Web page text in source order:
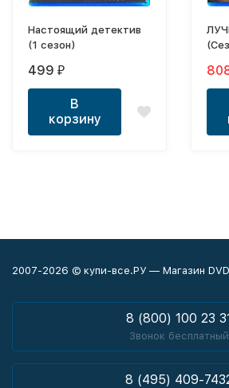
Настоящий детектив
(1 сезон)
499 ₽
В
корзину
2007-2026 © купи-все.РУ — Магазин
8 (800) 100 23
Звонок бесплатный
8 (495) 409-